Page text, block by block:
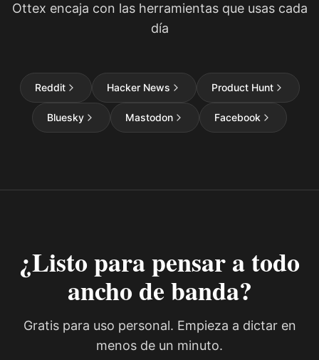
Ottex encaja con las herramientas que usas cada
día
Reddit Hacker News Product Hunt
Bluesky Mastodon Facebook
¿Listo para pensar a todo
ancho de banda?
Gratis para uso personal. Empieza a dictar en
menos de un minuto.